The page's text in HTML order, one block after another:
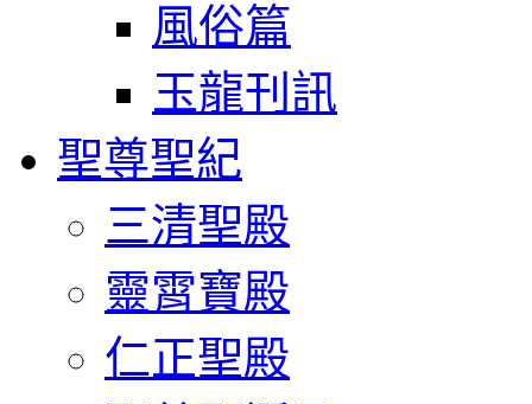
風俗篇
玉龍刊訊
聖尊聖紀
三清聖殿
靈霄寶殿
仁正聖殿